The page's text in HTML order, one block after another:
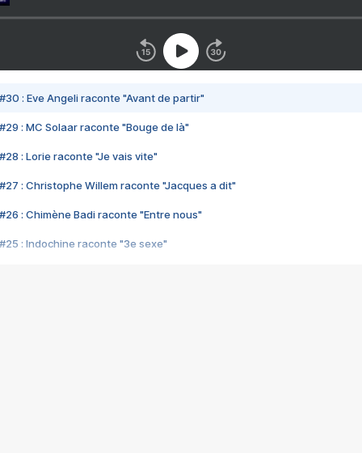
#30 : Eve Angeli raconte "Avant de partir"
#29 : MC Solaar raconte "Bouge de là"
#28 : Lorie raconte "Je vais vite"
#27 : Christophe Willem raconte "Jacques a dit"
#26 : Chimène Badi raconte "Entre nous"
#25 : Indochine raconte "3e sexe"